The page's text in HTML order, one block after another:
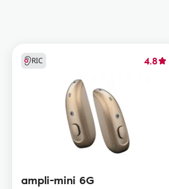
RIC 4.8
ampli-mini 6G